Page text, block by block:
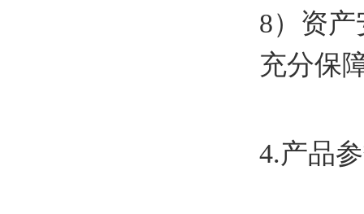
8）资
充分保
4.产品